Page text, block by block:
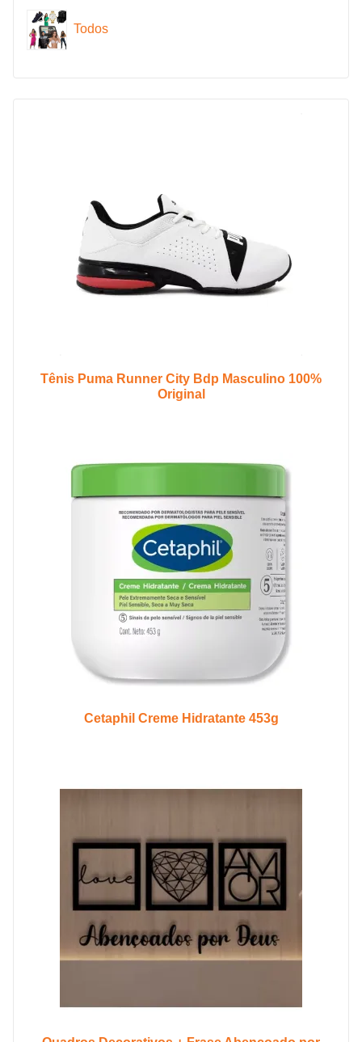
Todos
Tênis Puma Runner City Bdp Masculino 100%
Original
Cetaphil Creme Hidratante 453g